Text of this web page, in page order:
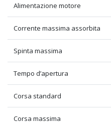
Alimentazione motore
Corrente massima assorbita
Spinta massima
Tempo d’apertura
Corsa standard
Corsa massima